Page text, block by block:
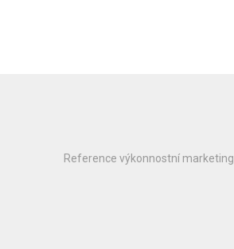
Reference výkonnostní marketing